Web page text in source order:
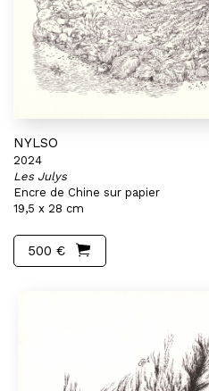
NYLSO
2024
Les Julys
Encre de Chine sur papier
19,5 x 28 cm
500 €